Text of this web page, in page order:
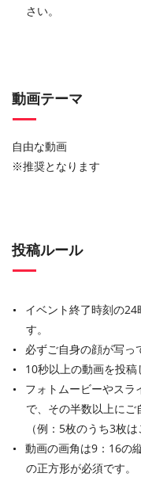
さい。
動画テーマ
自由な動画
※推奨となります
投稿ルール
イベント終了時刻の
す。
必ずご自身の顔が写っ
10秒以上の動画を投稿
フォトムービーやス
で、その半数以上にご
（例：5枚のうち3枚は
動画の画角は9：16の
の正方形が必須です。